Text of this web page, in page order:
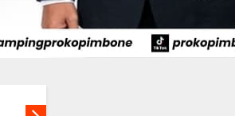
Wakil Bupati Bone
Resmi Luncurkan